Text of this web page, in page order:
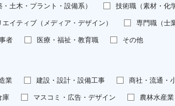
土木・プラント・設備系） 技術職（素材・化
エイティブ（メディア・デザイン） 専門職（士
者 医療・福祉・教育職 その他
業 建設・設計・設備工事 商社・流通・
庫 マスコミ・広告・デザイン 農林水産業